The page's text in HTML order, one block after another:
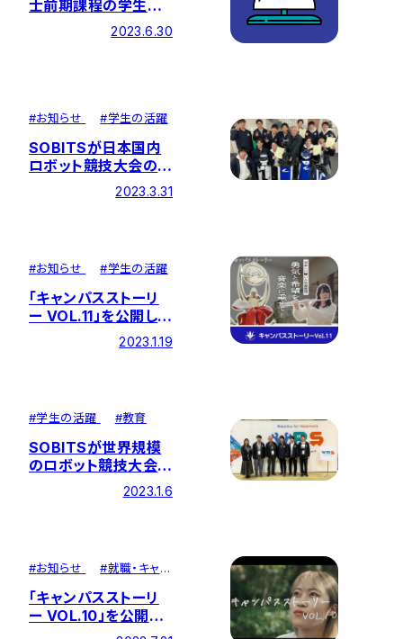
士前期課程の学生の
筆頭論文が国際的な
学術雑誌に受理されま
2023.6.30
#お知らせ #学生の活躍
SOBITSが日本国内
ロボット競技大会の最
難関であるリーグで総
合優勝～「RoboCup
2023.3.31
#お知らせ #学生の活躍
「キャンパスストーリ
ー VOL.11」を公開しま
した ―『勇気と希望を
演奏に乗せて』
2023.1.19
#学生の活躍 #教育
SOBITSが世界規模
のロボット競技大会で
「RoboCup Japan
2023.1.6
#お知らせ #就職・キャリ
「キャンパスストーリ
ー VOL.10」を公開し
ました ―『新たな自分